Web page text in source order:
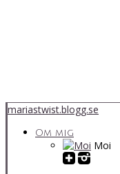
mariastwist.blogg.se
Om mig
Moi